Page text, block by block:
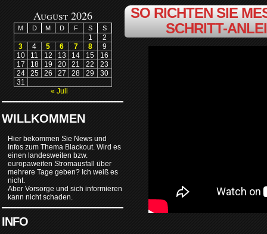
August 2026
M D M D F S S
1
2
3
4 5 6 7 8
9
10
11 12 13 14 15
16
17
18 19 20 21 22
23
24
25 26 27 28 29
30
31
« Juli
WILLKOMMEN
Hier bekommen Sie News und
Infos zum Thema Blackout. Wird es
einen landesweiten bzw.
europaweiten Stromausfall über
mehrere Tage geben? Ich weiß es
nicht.
Aber Vorsorge und sich informieren
kann nicht schaden.
INFO
SO RICHTEN SIE
SCHRITT-